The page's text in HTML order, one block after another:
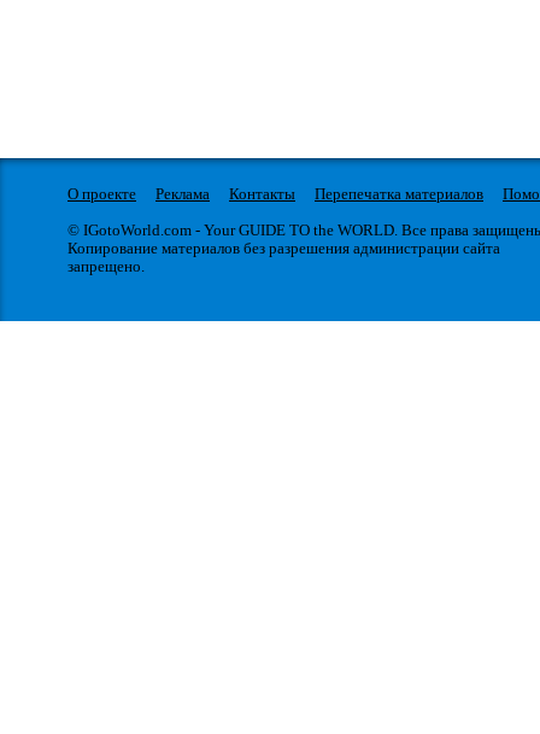
О проекте Реклама Контакты Перепечатка материалов
© IGotoWorld.com - Your GUIDE TO the WORLD. Все права
Копирование материалов без разрешения администрации сайта
запрещено.